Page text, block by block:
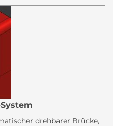
drehbarer Brücke,